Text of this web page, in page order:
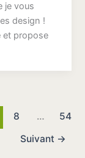
je vous
design !
et propose
8 …
54
Suivant →